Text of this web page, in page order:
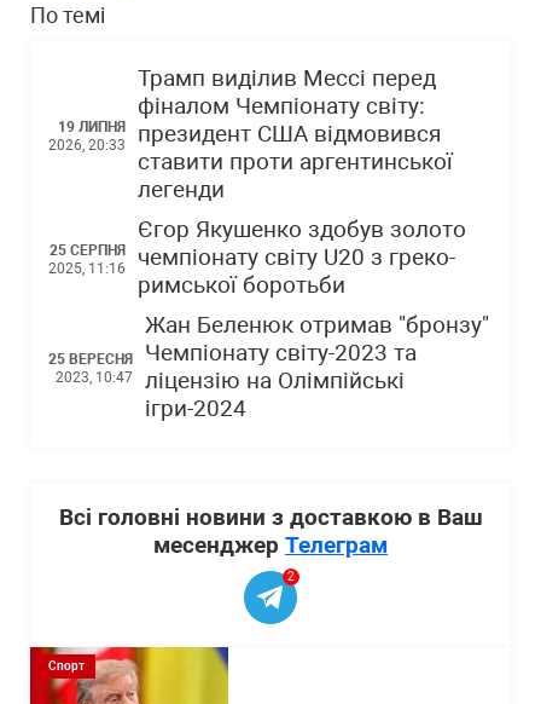
По темі
19 ЛИПНЯ
2026, 20:33
Трамп виділив Мессі перед
фіналом Чемпіонату світу:
президент США відмовився
ставити проти аргентинської
легенди
25 СЕРПНЯ
2025, 11:16
Єгор Якушенко здобув золото
чемпіонату світу U20 з греко-
римської боротьби
25 ВЕРЕСНЯ
2023, 10:47
Жан Беленюк отримав "бронзу"
Чемпіонату світу-2023 та
ліцензію на Олімпійські
ігри-2024
Всі головні новини з доставкою в Ваш
месенджер Телеграм
2
Спорт